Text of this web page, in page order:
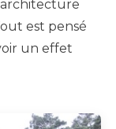
est pensé
un effet